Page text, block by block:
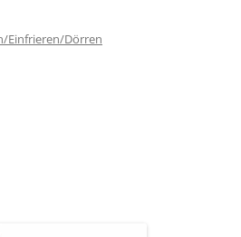
Einfrieren/Dörren